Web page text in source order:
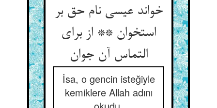
خواند عیسی نام حق بر
استخوان ** از برای
التماس آن جوان‏
İsa, o gencin isteğiyle
kemiklere Allah adını